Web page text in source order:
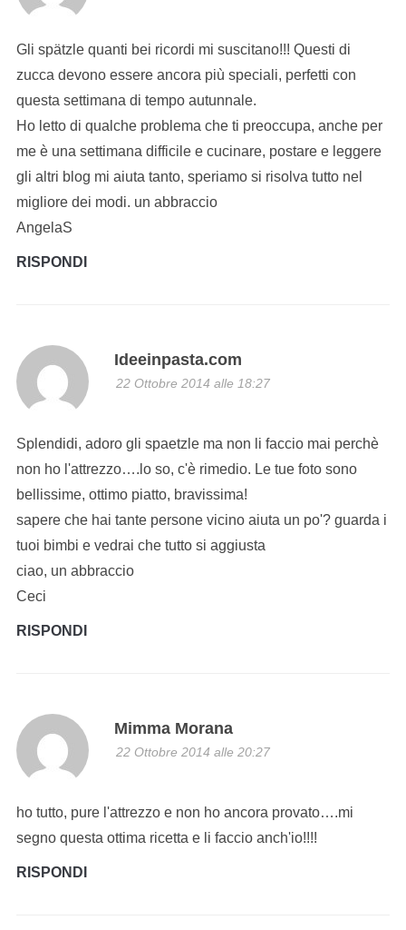
Gli spätzle quanti bei ricordi mi suscitano!!! Questi di
zucca devono essere ancora più speciali, perfetti con
questa settimana di tempo autunnale.
Ho letto di qualche problema che ti preoccupa, anche per
me è una settimana difficile e cucinare, postare e leggere
gli altri blog mi aiuta tanto, speriamo si risolva tutto nel
migliore dei modi. un abbraccio
AngelaS
RISPONDI
Ideeinpasta.com
22 Ottobre 2014 alle 18:27
Splendidi, adoro gli spaetzle ma non li faccio mai perchè
non ho l'attrezzo….lo so, c'è rimedio. Le tue foto sono
bellissime, ottimo piatto, bravissima!
sapere che hai tante persone vicino aiuta un po'? guarda i
tuoi bimbi e vedrai che tutto si aggiusta
ciao, un abbraccio
Ceci
RISPONDI
Mimma Morana
22 Ottobre 2014 alle 20:27
ho tutto, pure l'attrezzo e non ho ancora provato….mi
segno questa ottima ricetta e li faccio anch'io!!!!
RISPONDI